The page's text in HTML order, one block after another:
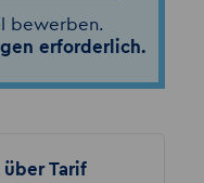
bewerben.
erforderlich.
über Tarif